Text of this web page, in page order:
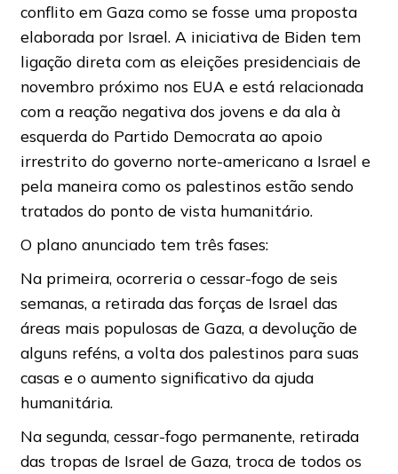
conflito em Gaza como se fosse uma proposta
elaborada por Israel. A iniciativa de Biden tem
ligação direta com as eleições presidenciais de
novembro próximo nos EUA e está relacionada
com a reação negativa dos jovens e da ala à
esquerda do Partido Democrata ao apoio
irrestrito do governo norte-americano a Israel e
pela maneira como os palestinos estão sendo
tratados do ponto de vista humanitário.
O plano anunciado tem três fases:
Na primeira, ocorreria o cessar-fogo de seis
semanas, a retirada das forças de Israel das
áreas mais populosas de Gaza, a devolução de
alguns reféns, a volta dos palestinos para suas
casas e o aumento significativo da ajuda
humanitária.
Na segunda, cessar-fogo permanente, retirada
das tropas de Israel de Gaza, troca de todos os